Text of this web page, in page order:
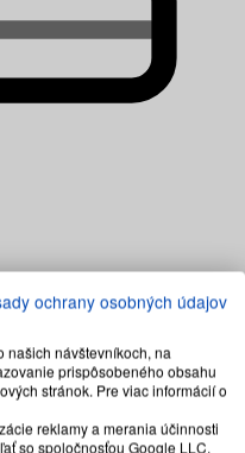
ochrany osobných údajov
našich návštevníkoch, na
prispôsobeného obsahu
stránok. Pre viac informácií o
reklamy a merania účinnosti
so spoločnosťou Google LLC,